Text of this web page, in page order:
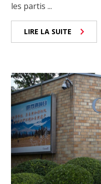
les partis ...
LIRE LA SUITE